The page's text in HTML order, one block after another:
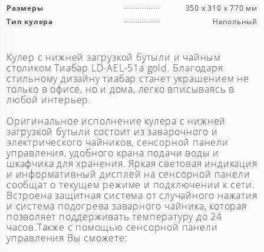
Размеры
350 х 310 х 770 мм
Тип кулера
Напольный
Кулер с нижней загрузкой бутыли и чайным
столиком Тиабар LD-AEL-51а gold. Благодаря
стильному дизайну тиабар станет украшением не
только в офисе, но и дома, легко вписываясь в
любой интерьер.
Оригинальное исполнение кулера с нижней
загрузкой бутыли состоит из заварочного и
электрического чайников, сенсорной панели
управления, удобного крана подачи воды и
шкафчика для хранения. Яркая световая индикация
и информативный дисплей на сенсорной панели
сообщат о текущем режиме и подключении к сети.
Встроена защитная система от случайного нажатия
и система подогрева заварного чайника, которая
позволяет поддерживать температуру до 24
часов.Также с помощью сенсорной панели
управления Вы сможете: